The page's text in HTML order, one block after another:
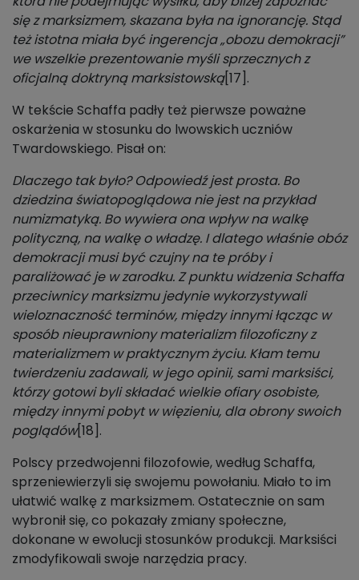
się z marksizmem, skazana była na ignorancję. Stąd
też istotna miała być ingerencja „obozu demokracji”
we wszelkie prezentowanie myśli sprzecznych z
oficjalną doktryną marksistowską[17].
W tekście Schaffa padły też pierwsze poważne
oskarżenia w stosunku do lwowskich uczniów
Twardowskiego. Pisał on:
Dlaczego tak było? Odpowiedź jest prosta. Bo
dziedzina światopoglądowa nie jest na przykład
numizmatyką. Bo wywiera ona wpływ na walkę
polityczną, na walkę o władzę. I dlatego właśnie obóz
demokracji musi być czujny na te próby i
paraliżować je w zarodku. Z punktu widzenia Schaffa
przeciwnicy marksizmu jedynie wykorzystywali
wieloznaczność terminów, między innymi łącząc w
sposób nieuprawniony materializm filozoficzny z
materializmem w praktycznym życiu. Kłam temu
twierdzeniu zadawali, w jego opinii, sami marksiści,
którzy gotowi byli składać wielkie ofiary osobiste,
między innymi pobyt w więzieniu, dla obrony swoich
poglądów[18].
Polscy przedwojenni filozofowie, według Schaffa,
sprzeniewierzyli się swojemu powołaniu. Miało to im
ułatwić walkę z marksizmem. Ostatecznie on sam
wybronił się, co pokazały zmiany społeczne,
dokonane w ewolucji stosunków produkcji. Marksiści
zmodyfikowali swoje narzędzia pracy.